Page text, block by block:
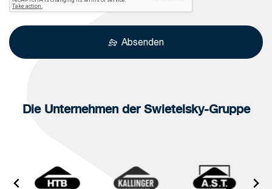
Absenden
Die Unternehmen der Swietelsky-Gruppe